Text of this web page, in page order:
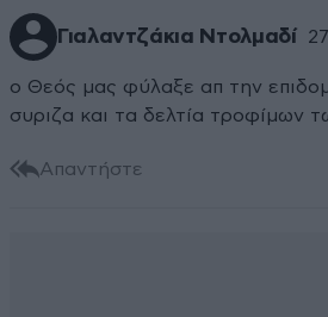
Γιαλαντζάκια Ντολμαδί
ο Θεός μας φύλαξε απ την
συριζα και τα δελτία τροφίμων
Απαντήστε